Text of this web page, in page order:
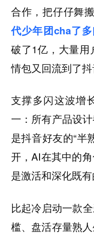
合作，把仔仔舞
代少年团cha了
破了1亿，大量
情包又回流到了抖
支撑多闪这波增
一：所有产品设
是抖音好友的“半
开，AI在其中的
是激活和深化既有
比起冷启动一款
槛、盘活存量熟